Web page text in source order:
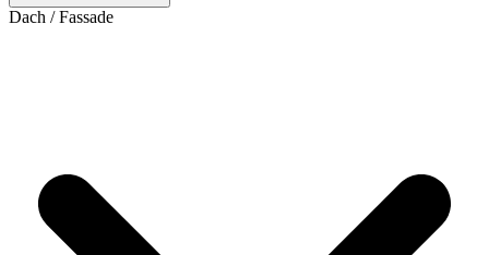
Dach / Fassade